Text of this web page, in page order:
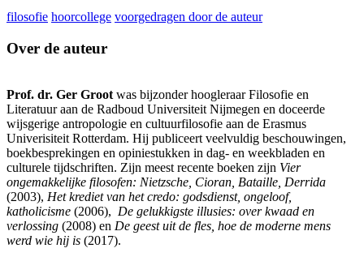
filosofie hoorcollege voorgedragen door de auteur
Over de auteur
Prof. dr. Ger Groot was bijzonder hoogleraar Filosofie en
Literatuur aan de Radboud Universiteit Nijmegen en doceerde
wijsgerige antropologie en cultuurfilosofie aan de Erasmus
Univerisiteit Rotterdam. Hij publiceert veelvuldig beschouwingen,
boekbesprekingen en opiniestukken in dag- en weekbladen en
culturele tijdschriften. Zijn meest recente boeken zijn Vier
ongemakkelijke filosofen: Nietzsche, Cioran, Bataille, Derrida
(2003), Het krediet van het credo: godsdienst, ongeloof,
katholicisme (2006), De gelukkigste illusies: over kwaad en
verlossing (2008) en De geest uit de fles, hoe de moderne mens
werd wie hij is (2017).